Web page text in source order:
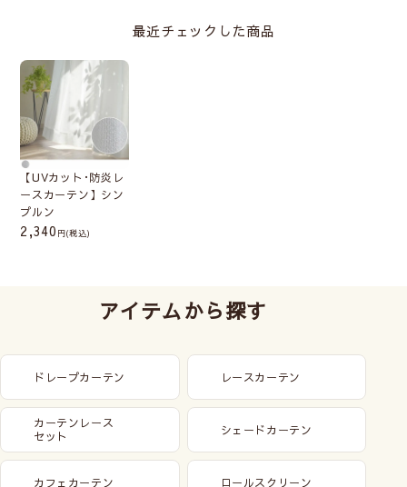
最近チェックした商品
【UVカット･防炎レ
ースカーテン】シン
プルン
2,340 (税込)
アイテムから探す
ドレープカーテン レースカーテン
カーテンレース
セット
シェードカーテン
カフェカーテン ロールスクリーン